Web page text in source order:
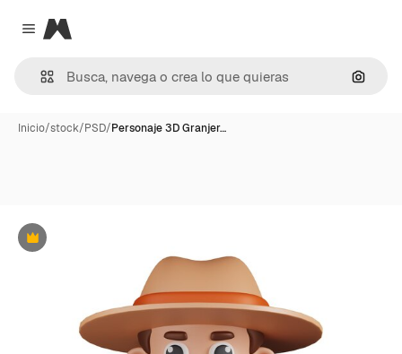
Close menu
Magnific
Inicio/stock/PSD/Personaje 3D Granjer…
Premium